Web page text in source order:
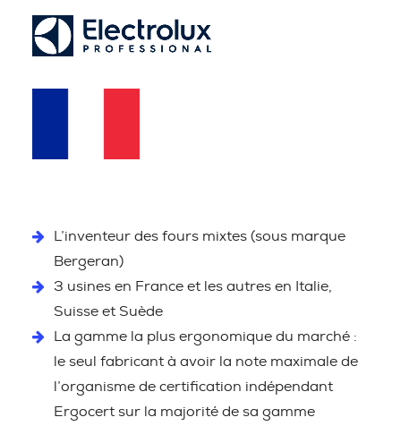
L’inventeur des fours mixtes (sous marque
Bergeran)
3 usines en France et les autres en Italie,
Suisse et Suède
La gamme la plus ergonomique du marché :
le seul fabricant à avoir la note maximale de
l’organisme de certification indépendant
Ergocert sur la majorité de sa gamme